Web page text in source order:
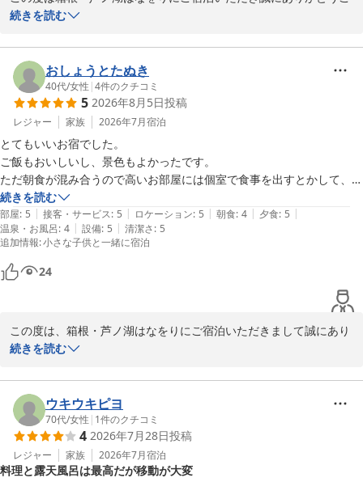
ざいます。
また、お食事についてお褒めの言葉をいただき、大変恐縮でござい
ます。
お食事は季節ごとにメニューを変更しておりますのでまたお越しの
際にはその季節ならではのお食事をお楽しみいただけますと幸いで
す。
またお越しいただけることをスタッフ一同、心よりお待ちしており
ます。
箱根・芦ノ湖 はなをり（オリックスホテルズ＆リゾーツ）
2026-05-14
続きを読む
おしょうとたぬき
40代/女性 |4件のクチコミ
5 2026年8月5日投稿
レジャー 家族 2026年7月宿泊
とてもいいお宿でした。
ご飯もおいしいし、景色もよかったです。
ただ朝食が混み合うので高いお部屋には個室で食事を出すとかして、席
数を減らしてほしかったです。せっかくなのでゆっくり食べたいです。
大浴場のシャワーの水圧が強すぎて痛かったです。あれを改善しないと
もう一度泊まる気にはなれません。もったいないと思います。
続きを読む
部屋: 5 | 接客・サービス: 5 | ロケーション: 5 | 朝食: 4 | 夕食: 5 |
温泉・お風呂: 4 | 設備: 5 | 清潔さ: 5
追加情報:小さな子供と一緒に宿泊
24
この度は、箱根・芦ノ湖はなをりにご宿泊いただきまして誠にあり
がとうございます。
しかしながら、朝食や大浴場に関しましては、ご不便をおかけして
しまい申し訳ございません。
いただいたご意見はスタッフ内で共有し、改善に努めてまいりま
す。
今後もお客様のご期待にお応えできるよう、スタッフ一同努力して
まいります。
続きを読む
ウキウキピヨ
70代/女性 | 1件のクチコミ
4 2026年7月28日投稿
レジャー 家族 2026年7月宿泊
料理と露天風呂は最高だが移動が大変